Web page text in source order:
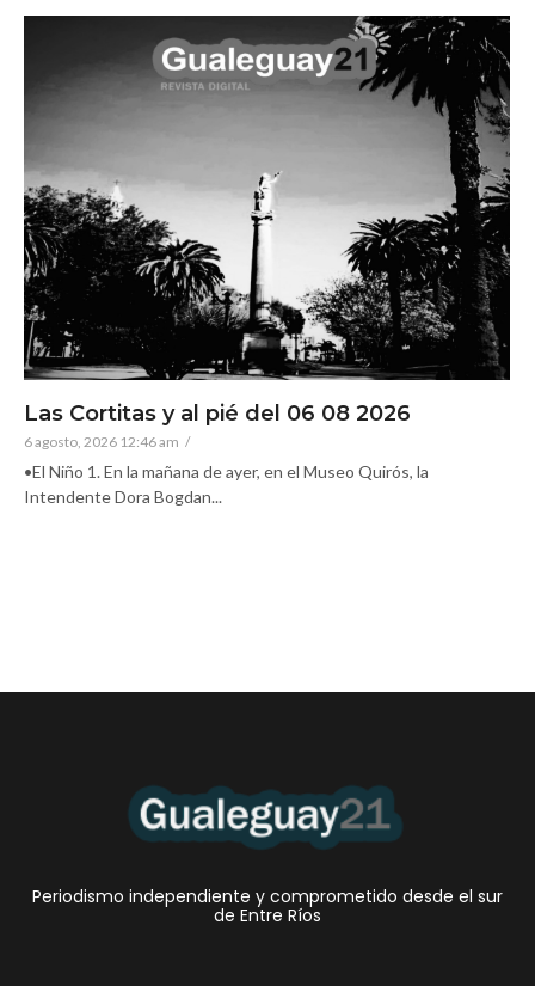
Las Cortitas y al pié del 06 08 2026
6 agosto, 2026 12:46 am /
•El Niño 1. En la mañana de ayer, en el Museo Quirós, la
Intendente Dora Bogdan...
Periodismo independiente y comprometido desde el sur
de Entre Ríos